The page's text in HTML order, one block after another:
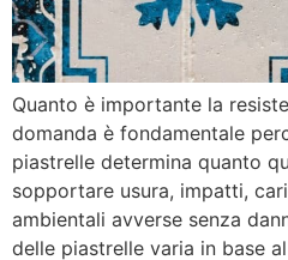
Quanto è importante la
domanda è fondamentale
piastrelle determina quanto
sopportare usura, impatti,
ambientali avverse senza
delle piastrelle varia in base